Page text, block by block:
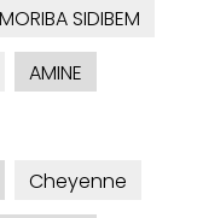
MORIBA SIDIBEM
AMINE
Cheyenne